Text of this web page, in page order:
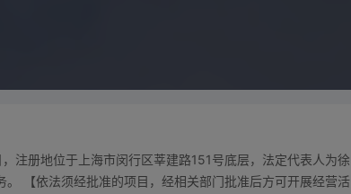
注册地位于上海市闵行区莘建路151号底层，法定代表人为徐
【依法须经批准的项目，经相关部门批准后方可开展经营活